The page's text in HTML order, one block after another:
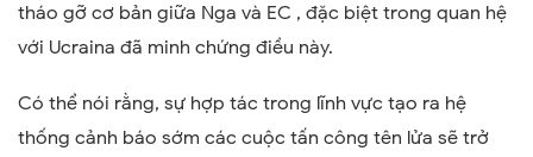
tháo gỡ cơ bản giữa Nga và EC , đặc biệt trong quan hệ
với Ucraina đã minh chứng điều này.
Có thể nói rằng, sự hợp tác trong lĩnh vực tạo ra hệ
thống cảnh báo sớm các cuộc tấn công tên lửa sẽ trở